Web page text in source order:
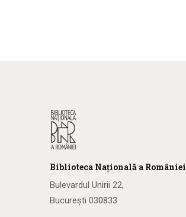
Biblioteca Națională a României
Bulevardul Unirii 22,
București 030833